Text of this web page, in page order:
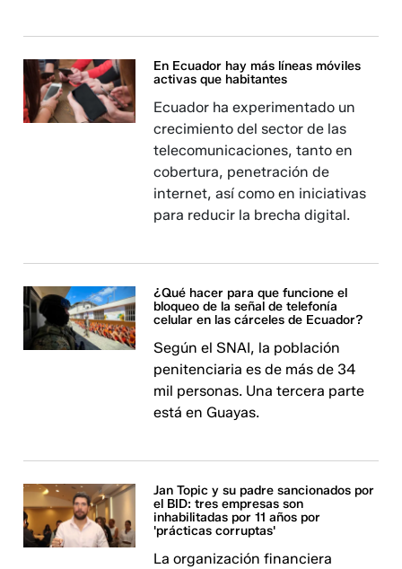
En Ecuador hay más líneas móviles
activas que habitantes
Ecuador ha experimentado un
crecimiento del sector de las
telecomunicaciones, tanto en
cobertura, penetración de
internet, así como en iniciativas
para reducir la brecha digital.
¿Qué hacer para que funcione el
bloqueo de la señal de telefonía
celular en las cárceles de Ecuador?
Según el SNAI, la población
penitenciaria es de más de 34
mil personas. Una tercera parte
está en Guayas.
Jan Topic y su padre sancionados por
el BID: tres empresas son
inhabilitadas por 11 años por
'prácticas corruptas'
La organización financiera